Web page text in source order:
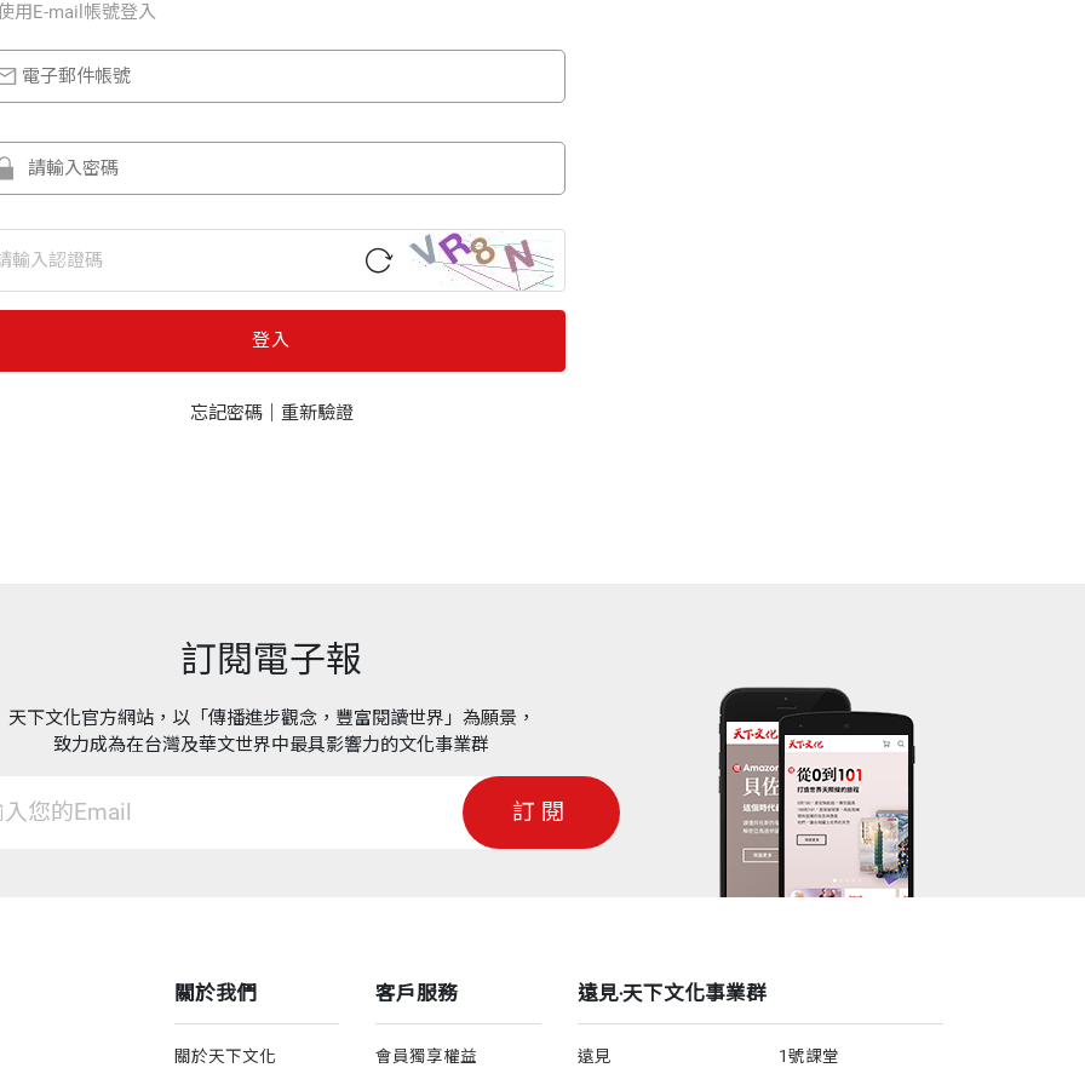
⽤E-mail帳號登入
登入
忘記密碼｜ 重新驗證
訂閱電子報
天下文化官方網站，以「傳播進步觀念，豐富閱讀世界」為願景，
致力成為在台灣及華文世界中最具影響力的文化事業群
訂閱
關於我們
關於天下文化
客戶服務
會員獨享權益
遠見‧天下文化事業群
遠見
1號課堂